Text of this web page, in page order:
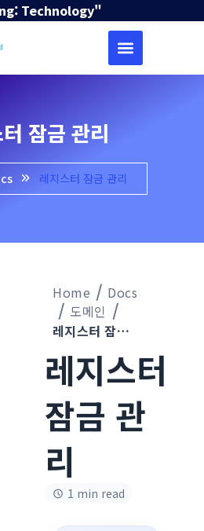
Technology"
잠금 관리
레지스터 잠금 관리
Home
Docs
도메인
레지스터 잠금 관리
레지스터
잠금 관
리
1 min read